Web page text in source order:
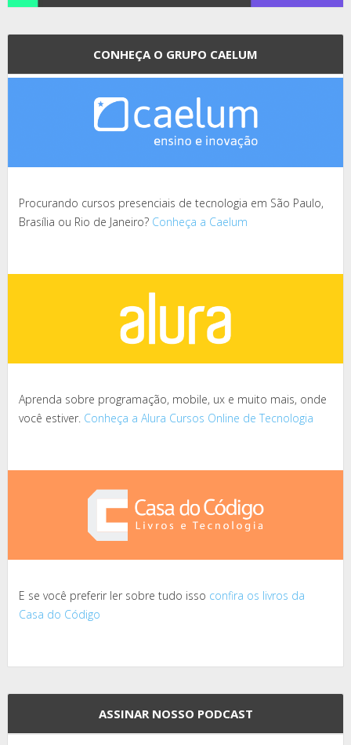
CONHEÇA O GRUPO CAELUM
Procurando cursos presenciais de tecnologia em São Paulo,
Brasília ou Rio de Janeiro? Conheça a Caelum
Aprenda sobre programação, mobile, ux e muito mais, onde
você estiver. Conheça a Alura Cursos Online de Tecnologia
E se você preferir ler sobre tudo isso confira os livros da
Casa do Código
ASSINAR NOSSO PODCAST